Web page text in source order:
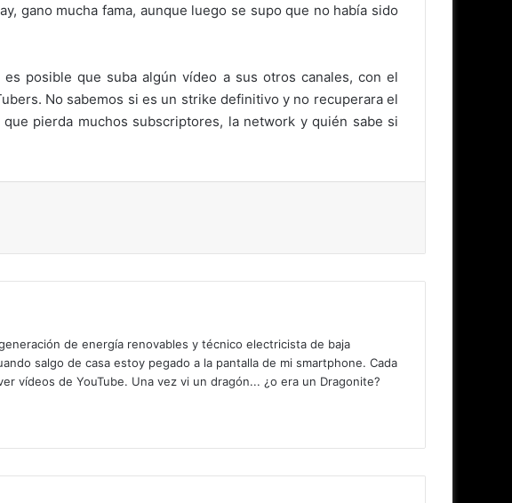
gano mucha fama, aunque luego se supo que no había sido
posible que suba algún vídeo a sus otros canales, con el
No sabemos si es un strike definitivo y no recuperara el
pierda muchos subscriptores, la network y quién sabe si
de energía renovables y técnico electricista de baja
salgo de casa estoy pegado a la pantalla de mi smartphone. Cada
vídeos de YouTube. Una vez vi un dragón... ¿o era un Dragonite?